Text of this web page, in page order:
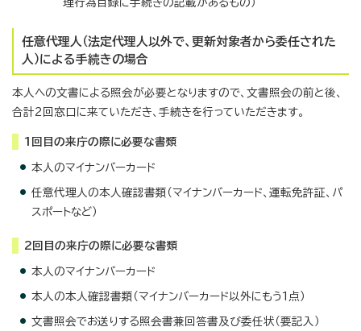
理行為目録に手続きの記載があるもの）
任意代理人（法定代理人以外で、更新対象者から委任された
人）による手続きの場合
本人への文書による照会が必要となりますので、文書照会の前と後、
合計2回窓口に来ていただき、手続きを行っていただきます。
1回目の来庁の際に必要な書類
本人のマイナンバーカード
任意代理人の本人確認書類（マイナンバーカード、運転免許証、パ
スポートなど）
2回目の来庁の際に必要な書類
本人のマイナンバーカード
本人の本人確認書類（マイナンバーカード以外にもう1点）
文書照会でお送りする照会書兼回答書及び委任状（要記入）